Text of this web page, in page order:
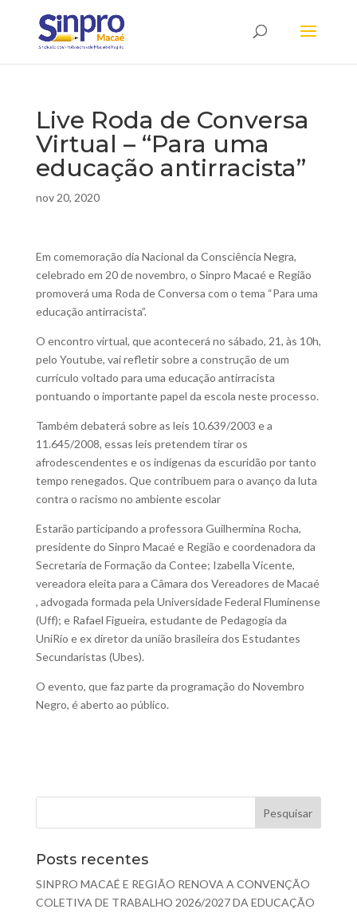
Live Roda de Conversa
Virtual – “Para uma
educação antirracista”
nov 20, 2020
Em comemoração dia Nacional da Consciência Negra,
celebrado em 20 de novembro, o Sinpro Macaé e Região
promoverá uma Roda de Conversa com o tema “Para uma
educação antirracista”.
O encontro virtual, que acontecerá no sábado, 21, às 10h,
pelo Youtube, vai refletir sobre a construção de um
currículo voltado para uma educação antirracista
pontuando o importante papel da escola neste processo.
Também debaterá sobre as leis 10.639/2003 e a
11.645/2008, essas leis pretendem tirar os
afrodescendentes e os indígenas da escuridão por tanto
tempo renegados. Que contribuem para o avanço da luta
contra o racismo no ambiente escolar
Estarão participando a professora Guilhermina Rocha,
presidente do Sinpro Macaé e Região e coordenadora da
Secretaria de Formação da Contee; Izabella Vicente,
vereadora eleita para a Câmara dos Vereadores de Macaé
, advogada formada pela Universidade Federal Fluminense
(Uff); e Rafael Figueira, estudante de Pedagogia da
UniRio e ex diretor da união brasileira dos Estudantes
Secundaristas (Ubes).
O evento, que faz parte da programação do Novembro
Negro, é aberto ao público.
Posts recentes
SINPRO MACAÉ E REGIÃO RENOVA A CONVENÇÃO
COLETIVA DE TRABALHO 2026/2027 DA EDUCAÇÃO